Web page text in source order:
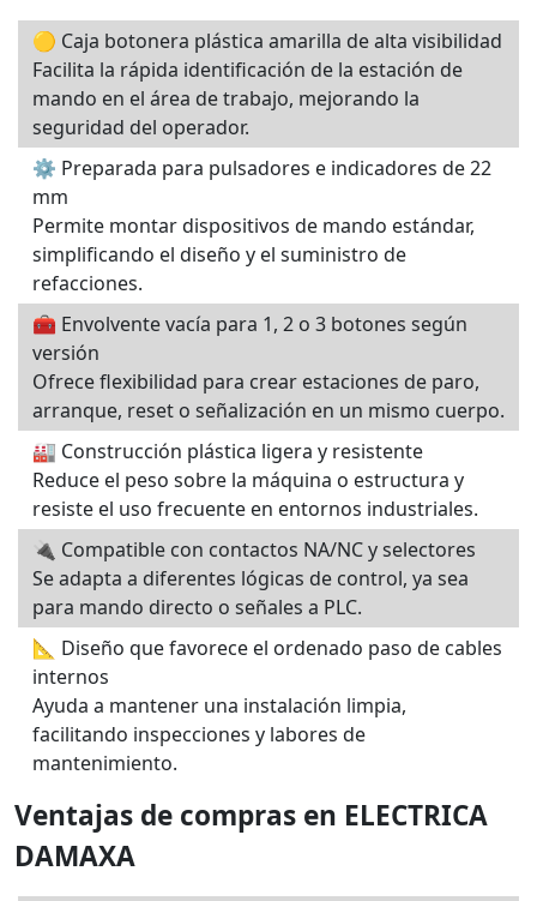
🟡 Caja botonera plástica amarilla de alta visibilidad
Facilita la rápida identificación de la estación de
mando en el área de trabajo, mejorando la
seguridad del operador.
⚙️ Preparada para pulsadores e indicadores de 22
mm
Permite montar dispositivos de mando estándar,
simplificando el diseño y el suministro de
refacciones.
🧰 Envolvente vacía para 1, 2 o 3 botones según
versión
Ofrece flexibilidad para crear estaciones de paro,
arranque, reset o señalización en un mismo cuerpo.
🏭 Construcción plástica ligera y resistente
Reduce el peso sobre la máquina o estructura y
resiste el uso frecuente en entornos industriales.
🔌 Compatible con contactos NA/NC y selectores
Se adapta a diferentes lógicas de control, ya sea
para mando directo o señales a PLC.
📐 Diseño que favorece el ordenado paso de cables
internos
Ayuda a mantener una instalación limpia,
facilitando inspecciones y labores de
mantenimiento.
Ventajas de compras en ELECTRICA
DAMAXA